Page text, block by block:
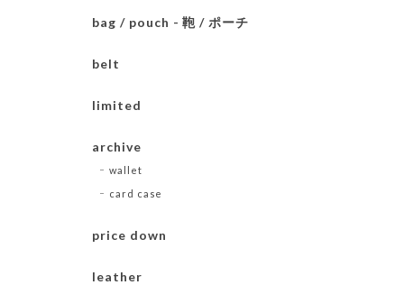
bag / pouch - 鞄 / ポーチ
belt
limited
archive
wallet
card case
price down
leather